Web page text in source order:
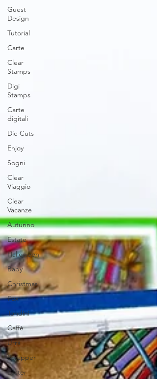
Guest
Design
Tutorial
Carte
Clear
Stamps
Digi
Stamps
Carte
digitali
Die Cuts
Enjoy
Sogni
Clear
Viaggio
Clear
Vacanze
Autunno
Estate
Halloween
Baby
Christmas
Fox
Tondini
Caffè
Urrà
Scrapper
Easter